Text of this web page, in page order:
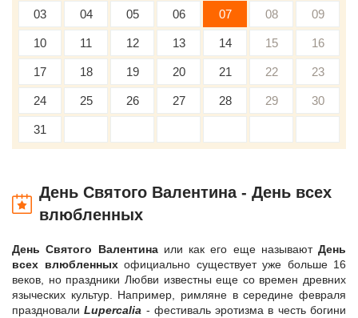
03 04 05 06 07 08 09
10 11 12 13 14 15 16
17 18 19 20 21 22 23
24 25 26 27 28 29 30
31
День Святого Валентина - День всех
влюбленных
День Святого Валентинаили как его еще называют День
всех влюбленныхофициально существует уже больше 16
веков, но праздники Любви известны еще со времен древних
языческих культур. Например, римляне в середине февраля
праздновалиLupercalia - фестиваль эротизма в честь богини